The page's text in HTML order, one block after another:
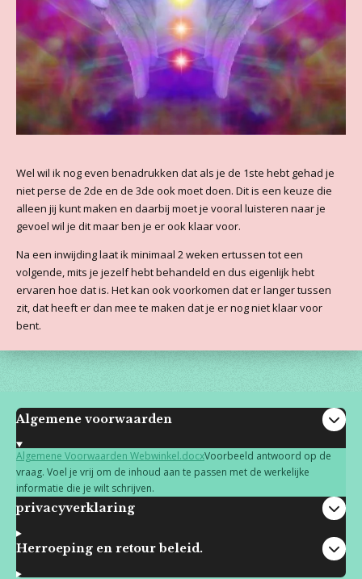
Wel wil ik nog even benadrukken dat als je de 1ste hebt gehad je
niet perse de 2de en de 3de ook moet doen. Dit is een keuze die
alleen jij kunt maken en daarbij moet je vooral luisteren naar je
gevoel wil je dit maar ben je er ook klaar voor.
Na een inwijding laat ik minimaal 2 weken ertussen tot een
volgende, mits je jezelf hebt behandeld en dus eigenlijk hebt
ervaren hoe dat is. Het kan ook voorkomen dat er langer tussen
zit, dat heeft er dan mee te maken dat je er nog niet klaar voor
bent.
Algemene voorwaarden
Algemene Voorwaarden Webwinkel.docxVoorbeeld antwoord op de
vraag. Voel je vrij om de inhoud aan te passen met de werkelijke
informatie die je wilt schrijven.
privacyverklaring
Herroeping en retour beleid.